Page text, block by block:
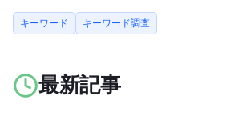
キーワード キーワード調査
最新記事